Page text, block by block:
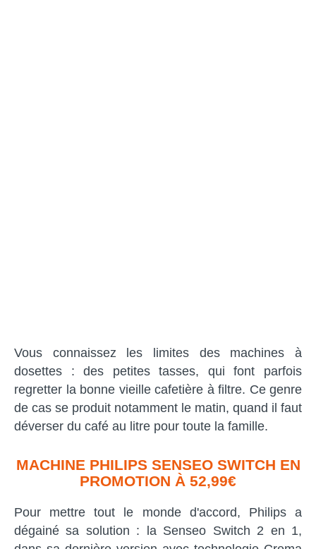
Vous connaissez les limites des machines à
dosettes : des petites tasses, qui font parfois
regretter la bonne vieille cafetière à filtre. Ce genre
de cas se produit notamment le matin, quand il faut
déverser du café au litre pour toute la famille.
MACHINE PHILIPS SENSEO SWITCH EN
PROMOTION À 52,99€
Pour mettre tout le monde d'accord, Philips a
dégainé sa solution : la Senseo Switch 2 en 1,